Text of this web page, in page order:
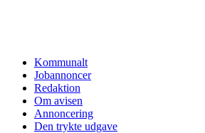
Kommunalt
Jobannoncer
Redaktion
Om avisen
Annoncering
Den trykte udgave